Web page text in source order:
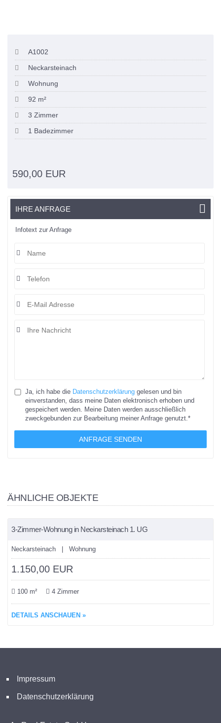
A1002
Neckarsteinach
Wohnung
92 m²
3 Zimmer
1 Badezimmer
590,00 EUR
IHRE ANFRAGE
Infotext zur Anfrage
Ja, ich habe die Datenschutzerklärung gelesen und bin
einverstanden, dass meine Daten elektronisch erhoben und
gespeichert werden. Meine Daten werden ausschließlich
zweckgebunden zur Bearbeitung meiner Anfrage genutzt.*
ANFRAGE SENDEN
ÄHNLICHE OBJEKTE
3-Zimmer-Wohnung in Neckarsteinach 1. UG
Neckarsteinach | Wohnung
1.150,00 EUR
100 m² 4 Zimmer
DETAILS ANSCHAUEN »
Impressum
Datenschutzerklärung